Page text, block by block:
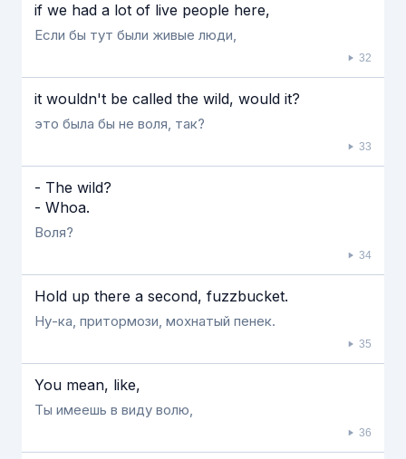
if we had a lot of live people here,
Если бы тут были живые люди,
32
it wouldn't be called the wild, would it?
это была бы не воля, так?
33
- The wild?
- Whoa.
Воля?
34
Hold up there a second, fuzzbucket.
Ну-ка, притормози, мохнатый пенек.
35
You mean, like,
Ты имеешь в виду волю,
36